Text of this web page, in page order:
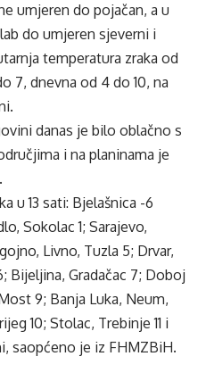
umjeren do pojačan, a u
do umjeren sjeverni i
temperatura zraka od
7, dnevna od 4 do 10, na
danas je bilo oblačno s
i na planinama je
u 13 sati: Bjelašnica -6
Sokolac 1; Sarajevo,
Livno, Tuzla 5; Drvar,
Bijeljina, Gradačac 7; Doboj
9; Banja Luka, Neum,
10; Stolac, Trebinje 11 i
saopćeno je iz FHMZBiH.